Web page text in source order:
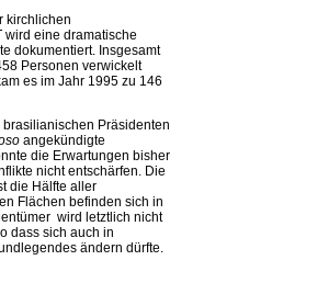
kirchlichen
wird eine dramatische
dokumentiert. Insgesamt
Personen verwickelt
es im Jahr 1995 zu 146
Präsidenten
angekündigte
die Erwartungen bisher
nicht entschärfen. Die
die Hälfte aller
Flächen befinden sich in
 wird letztlich nicht
dass sich auch in
ändern dürfte.